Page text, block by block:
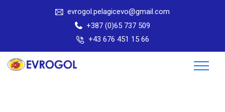
evrogol.pelagicevo@gmail.com
+387 (0)65 737 509
+43 676 451 15 66